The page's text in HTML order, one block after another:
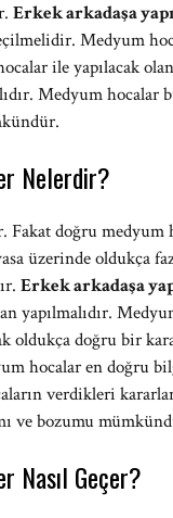
Erkek arkadaşa
Medyum
ile yapılacak
Medyum
Nelerdir?
Fakat doğru
üzerinde oldukça
Erkek arkadaşa
yapılmalıdır.
oldukça doğru bir
hocalar en
verdikleri
ve bozumu
Nasıl Geçer?